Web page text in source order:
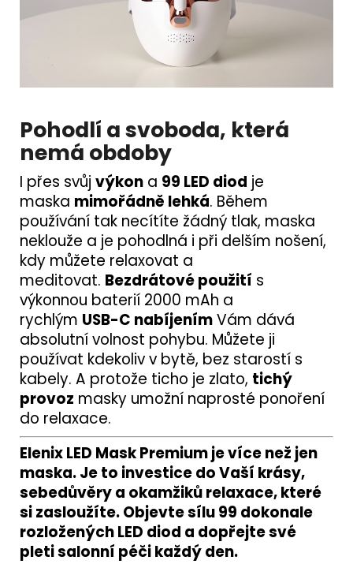
Pohodlí a svoboda, která
nemá obdoby
I přes svůj výkon a 99 LED diod je
maska mimořádně lehká. Během
používání tak necítíte žádný tlak, maska
neklouže a je pohodlná i při delším nošení,
kdy můžete relaxovat a
meditovat. Bezdrátové použití s
výkonnou baterií 2000 mAh a
rychlým USB-C nabíjenímVám dává
absolutní volnost pohybu. Můžete ji
používat kdekoliv v bytě, bez starostí s
kabely. A protože ticho je zlato, tichý
provoz masky umožní naprosté ponoření
do relaxace.
Elenix LED Mask Premium je více než jen
maska. Je to investice do Vaší krásy,
sebedůvěry a okamžiků relaxace, které
si zasloužíte. Objevte sílu 99 dokonale
rozložených LED diod a dopřejte své
pleti salonní péči každý den.